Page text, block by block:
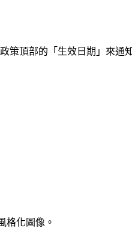
頂部的「生效日期」來通
格化圖像。